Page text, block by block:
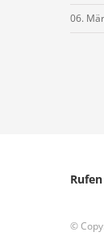
06.
©